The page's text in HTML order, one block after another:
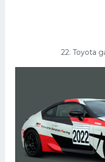
22. Toyota